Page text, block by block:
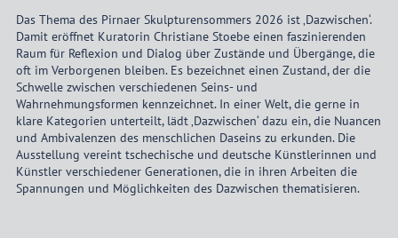
Das Thema des Pirnaer Skulpturensommers 2026 ist ‚Dazwischen‘.
Damit eröffnet Kuratorin Christiane Stoebe einen faszinierenden
Raum für Reflexion und Dialog über Zustände und Übergänge, die
oft im Verborgenen bleiben. Es bezeichnet einen Zustand, der die
Schwelle zwischen verschiedenen Seins- und
Wahrnehmungsformen kennzeichnet. In einer Welt, die gerne in
klare Kategorien unterteilt, lädt ‚Dazwischen‘ dazu ein, die Nuancen
und Ambivalenzen des menschlichen Daseins zu erkunden. Die
Ausstellung vereint tschechische und deutsche Künstlerinnen und
Künstler verschiedener Generationen, die in ihren Arbeiten die
Spannungen und Möglichkeiten des Dazwischen thematisieren.